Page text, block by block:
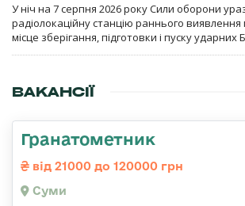
У ніч на 7 серпня 2026 року Сили оборони
радіолокаційну станцію раннього виявлення
місце зберігання, підготовки і пуску ударних
ВАКАНСІЇ
Гранатометник
від 21000 до 120000 грн
Суми